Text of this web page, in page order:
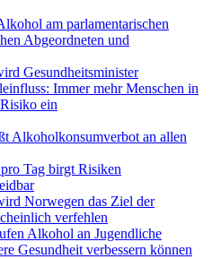
am parlamentarischen
Abgeordneten und
Gesundheitsminister
Immer mehr Menschen in
ein
Alkoholkonsumverbot an allen
Tag birgt Risiken
Norwegen das Ziel der
verfehlen
Alkohol an Jugendliche
Gesundheit verbessern können